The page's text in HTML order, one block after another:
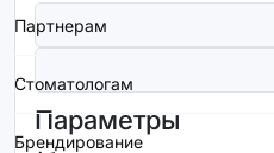
Партнерам
Стоматологам
Брендирование
Параметры